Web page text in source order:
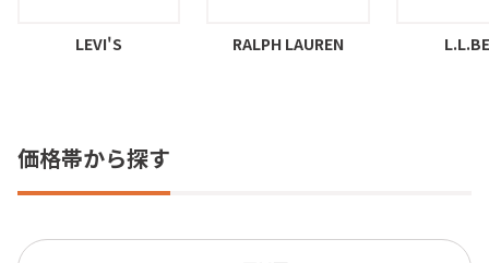
LEVI'S RALPH LAUREN
価格帯から探す